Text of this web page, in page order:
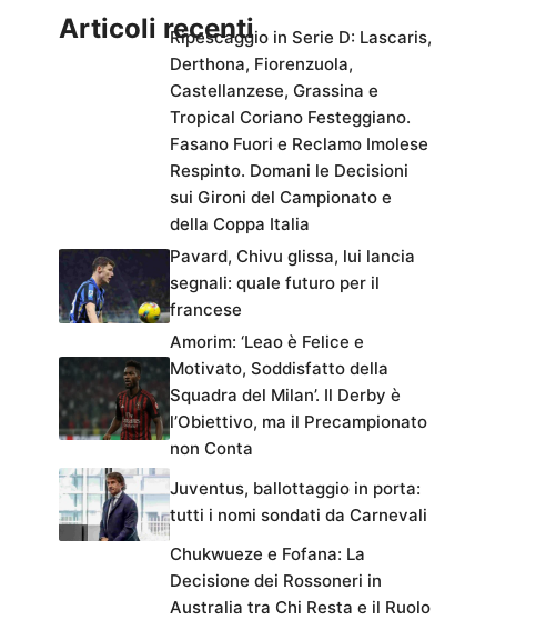
Articoli recentiRipescaggio in Serie D: Lascaris,
Derthona, Fiorenzuola,
Castellanzese, Grassina e
Tropical Coriano Festeggiano.
Fasano Fuori e Reclamo Imolese
Respinto. Domani le Decisioni
sui Gironi del Campionato e
della Coppa Italia
Pavard, Chivu glissa, lui lancia
segnali: quale futuro per il
francese
Amorim: ‘Leao è Felice e
Motivato, Soddisfatto della
Squadra del Milan’. Il Derby è
l’Obiettivo, ma il Precampionato
non Conta
Juventus, ballottaggio in porta:
tutti i nomi sondati da Carnevali
Chukwueze e Fofana: La
Decisione dei Rossoneri in
Australia tra Chi Resta e il Ruolo